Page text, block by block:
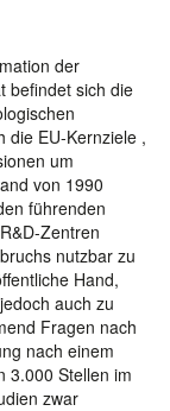
der
befindet sich die
die EU-Kernziele ,
um
von 1990
führenden
Zentren
nutzbar zu
Hand,
auch zu
Fragen nach
nach einem
3.000 Stellen im
zwar